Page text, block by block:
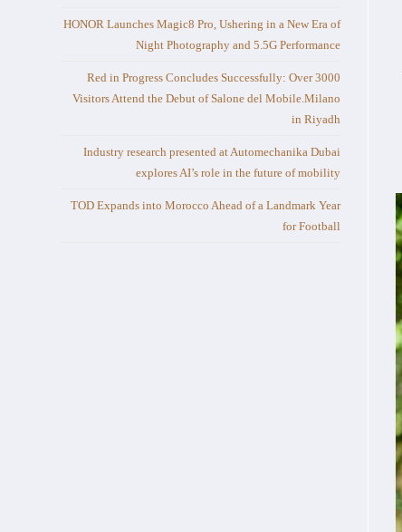
HONOR Launches Magic8 Pro, Ushering in a New Era of
Night Photography and 5.5G Performance
Red in Progress Concludes Successfully: Over 3000
Visitors Attend the Debut of Salone del Mobile.Milano
in Riyadh
Industry research presented at Automechanika Dubai
explores AI’s role in the future of mobility
TOD Expands into Morocco Ahead of a Landmark Year
for Football